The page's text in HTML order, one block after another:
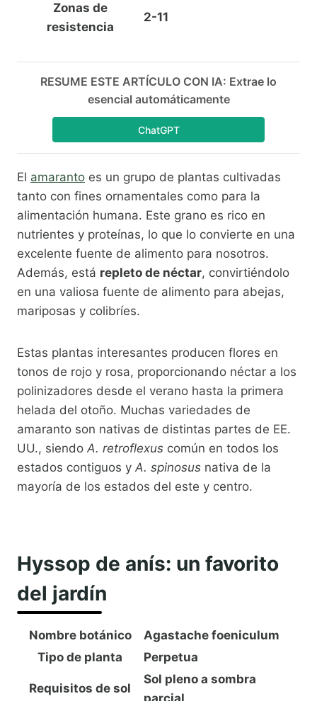
Zonas de
resistencia
2-11
RESUME ESTE ARTÍCULO CON IA: Extrae lo
esencial automáticamente
ChatGPT
El amaranto es un grupo de plantas cultivadas
tanto con fines ornamentales como para la
alimentación humana. Este grano es rico en
nutrientes y proteínas, lo que lo convierte en una
excelente fuente de alimento para nosotros.
Además, está repleto de néctar, convirtiéndolo
en una valiosa fuente de alimento para abejas,
mariposas y colibríes.
Estas plantas interesantes producen flores en
tonos de rojo y rosa, proporcionando néctar a los
polinizadores desde el verano hasta la primera
helada del otoño. Muchas variedades de
amaranto son nativas de distintas partes de EE.
UU., siendo A. retroflexus común en todos los
estados contiguos y A. spinosus nativa de la
mayoría de los estados del este y centro.
Hyssop de anís: un favorito
del jardín
Nombre botánico
Agastache foeniculum
Tipo de planta
Perpetua
Requisitos de sol
Sol pleno a sombra